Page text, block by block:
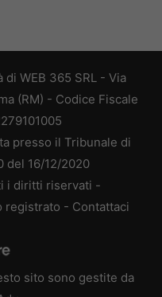
WEB 365 SRL - Via
(RM) - Codice Fiscale
presso il Tribunale di
del 16/12/2020
i diritti riservati -
registrato - Contattaci
sito sono gestite da